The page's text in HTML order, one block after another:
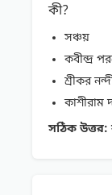
কী?
সঞ্চয়
কবীন্দ্র
শ্রীকর
কাশীরাম
সঠিক উত্তর: